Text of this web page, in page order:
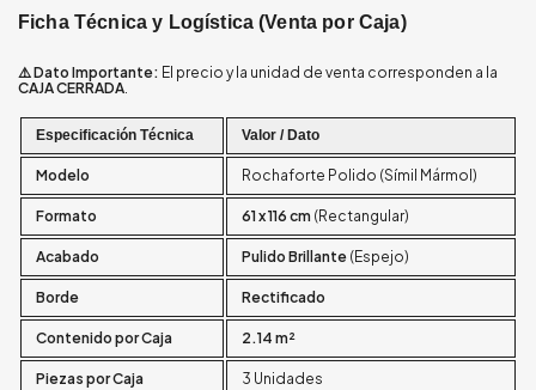
Ficha Técnica y Logística (Venta por Caja)
⚠️ Dato Importante: El precio y la unidad de venta corresponden a la
CAJA CERRADA.
Especificación Técnica Valor / Dato
Modelo Rochaforte Polido (Símil Mármol)
Formato 61 x 116 cm (Rectangular)
Acabado Pulido Brillante (Espejo)
Borde Rectificado
Contenido por Caja 2.14 m²
Piezas por Caja 3 Unidades